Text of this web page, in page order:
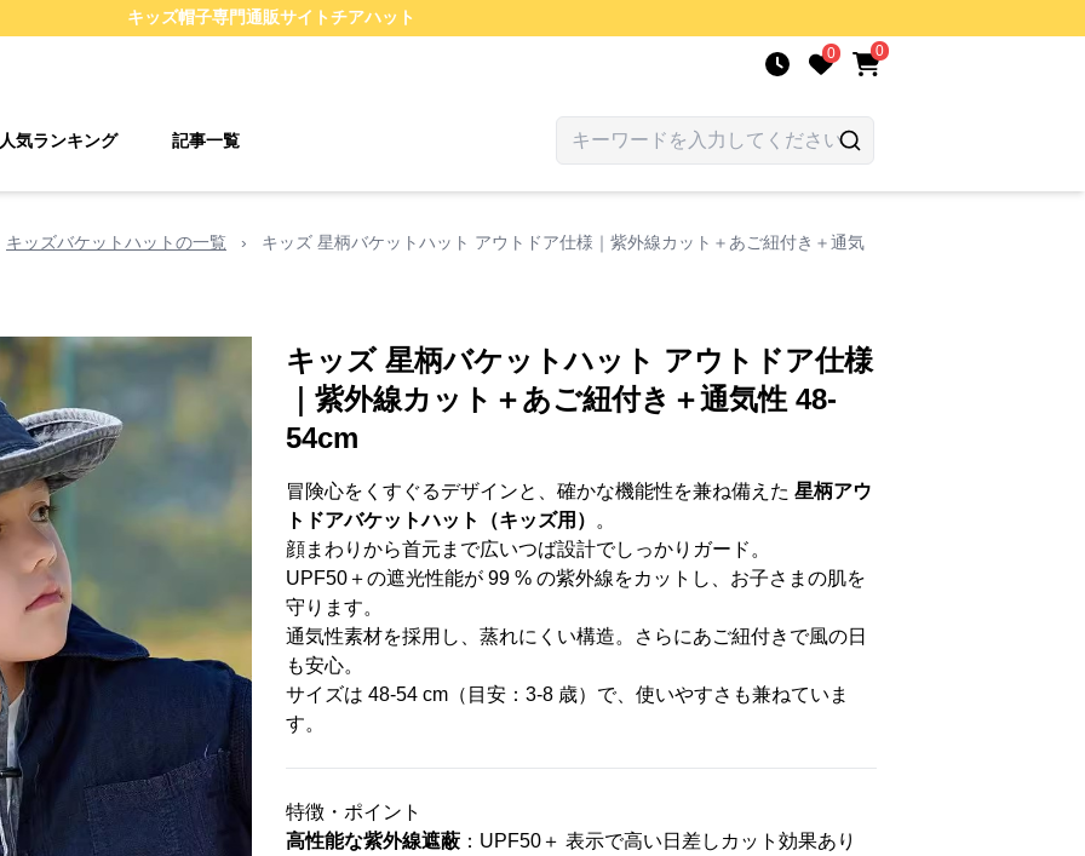
キッズ帽子専門通販サイトチアハット
0 0
人気ランキング 記事一覧
キッズバケットハットの一覧 ›
キッズ 星柄バケットハット アウトドア仕様｜紫外線カット＋あご紐付き＋通気
キッズ 星柄バケットハット アウトドア仕様
｜紫外線カット＋あご紐付き＋通気性 48-
54cm
冒険心をくすぐるデザインと、確かな機能性を兼ね備えた 星柄アウ
トドアバケットハット（キッズ用）
。
顔まわりから首元まで広いつば設計でしっかりガード。
UPF50＋の遮光性能が 99 % の紫外線をカットし、お子さまの肌を
守ります。
通気性素材を採用し、蒸れにくい構造。さらにあご紐付きで風の日
も安心。
サイズは 48-54 cm（目安：3-8 歳）で、使いやすさも兼ねていま
す。
特徴・ポイント
高性能な紫外線遮蔽 ：UPF50＋ 表示で高い日差しカット効果あり